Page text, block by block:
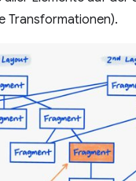
Transformationen).